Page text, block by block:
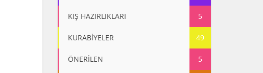
KIŞ HAZIRLIKLARI 5
KURABİYELER 49
ÖNERİLEN 5